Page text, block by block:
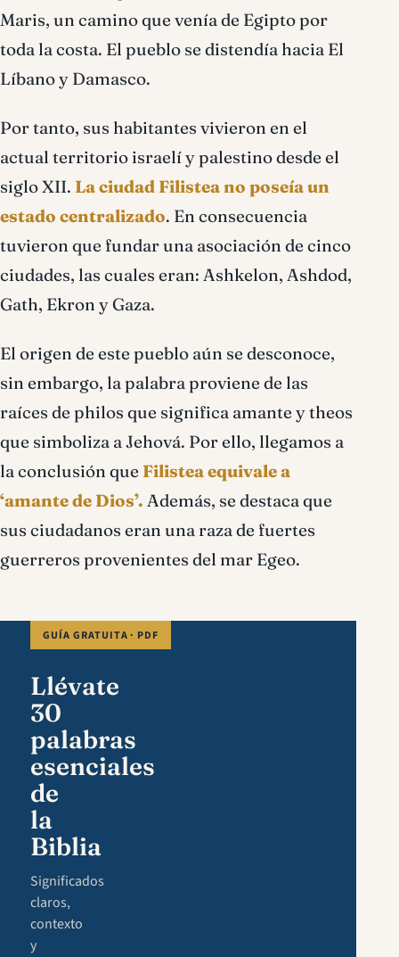
Maris, un camino que venía de Egipto por
toda la costa. El pueblo se distendía hacia El
Líbano y Damasco.
Por tanto, sus habitantes vivieron en el
actual territorio israelí y palestino desde el
siglo XII. La ciudad Filistea no poseía un
estado centralizado. En consecuencia
tuvieron que fundar una asociación de cinco
ciudades, las cuales eran: Ashkelon, Ashdod,
Gath, Ekron y Gaza.
El origen de este pueblo aún se desconoce,
sin embargo, la palabra proviene de las
raíces de philos que significa amante y theos
que simboliza a Jehová. Por ello, llegamos a
la conclusión que Filistea equivale a
‘amante de Dios’. Además, se destaca que
sus ciudadanos eran una raza de fuertes
guerreros provenientes del mar Egeo.
GUÍA GRATUITA · PDF
Llévate
30
palabras
esenciales
de
la
Biblia
Significados
claros,
contexto
y